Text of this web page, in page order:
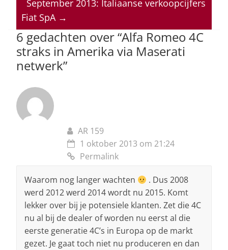
p
p
o
o
k
n s
September 2013: Italiaanse verkoopcijfers
Fiat SpA →
6 gedachten over “Alfa Romeo 4C
straks in Amerika via Maserati
netwerk”
AR 159
1 oktober 2013 om 21:24
Permalink
Waarom nog langer wachten
. Dus 2008
werd 2012 werd 2014 wordt nu 2015. Komt
lekker over bij je potensiele klanten. Zet die 4C
nu al bij de dealer of worden nu eerst al die
eerste generatie 4C’s in Europa op de markt
gezet. Je gaat toch niet nu produceren en dan